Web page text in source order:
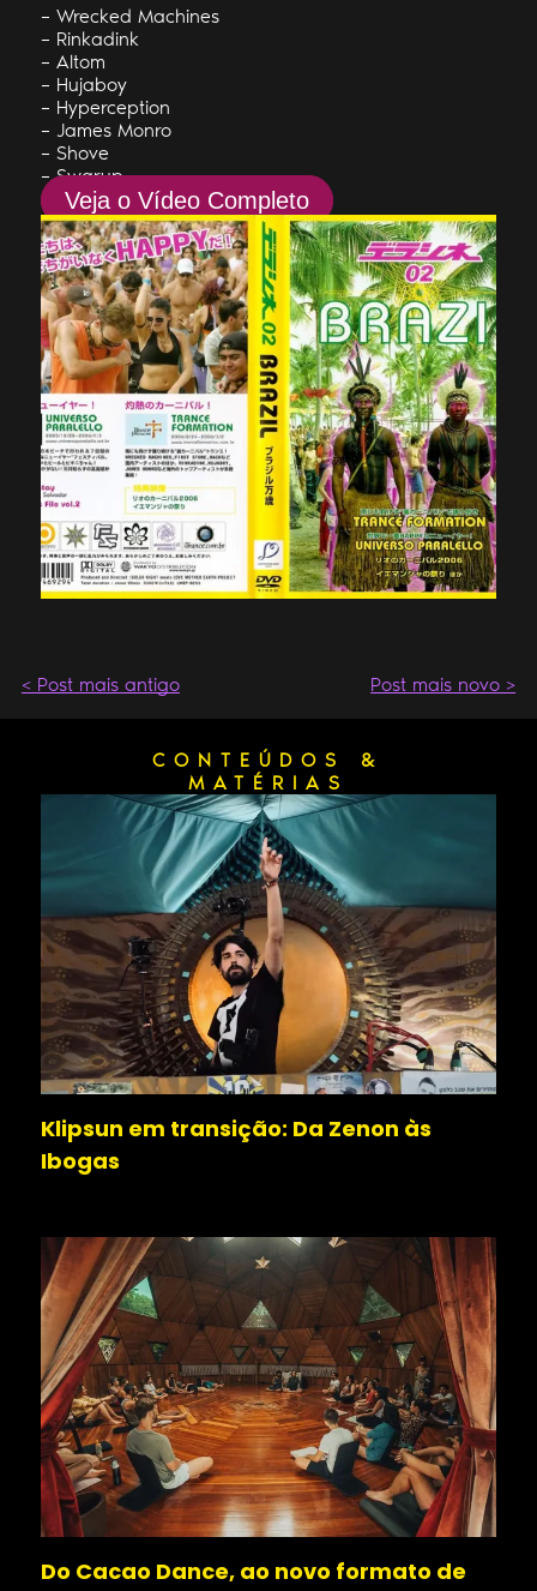
– Wrecked Machines
– Rinkadink
– Altom
– Hujaboy
– Hyperception
– James Monro
– Shove
– Swarup
Veja o Vídeo Completo
< Post mais antigo Post mais novo >
CONTEÚDOS &
MATÉRIAS
Klipsun em transição: Da Zenon às
Ibogas
Do Cacao Dance, ao novo formato de